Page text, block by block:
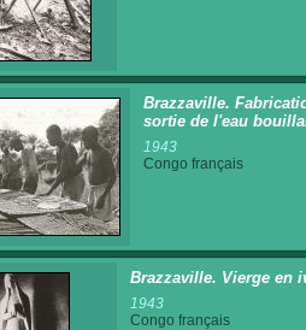
Brazzaville.
sortie de l'eau
1943
Congo français
Brazzaville. Vierge en
1943
Congo français